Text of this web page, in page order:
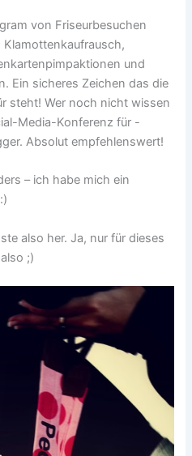
von Friseurbesuchen
Klamottenkaufrausch,
und
Ein sicheres Zeichen das die
steht! Wer noch nicht wissen
Media-Konferenz für -
Absolut empfehlenswert!
– ich habe mich ein
also her. Ja, nur für dieses
;)